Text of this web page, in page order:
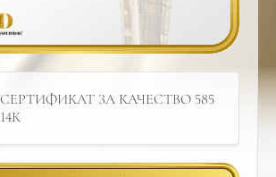
СЕРТИФИКАТ ЗА КАЧЕСТВО 585
14К